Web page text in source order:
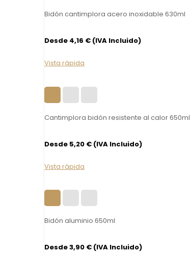
Bidón cantimplora acero inoxidable 630ml
Desde 4,16 € (IVA Incluido)
Vista rápida
Cantimplora bidón resistente al calor 650ml
Desde 5,20 € (IVA Incluido)
Vista rápida
Bidón aluminio 650ml
Desde 3,90 € (IVA Incluido)